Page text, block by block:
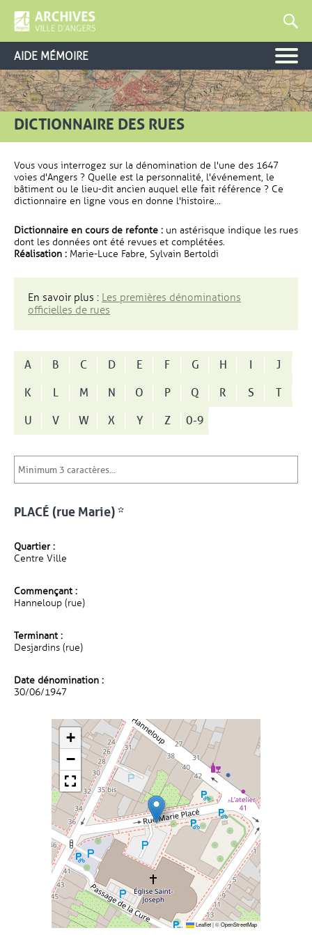
AIDE MÉMOIRE
DICTIONNAIRE DES RUES
Vous vous interrogez sur la dénomination de l'une des 1647
voies d'Angers ? Quelle est la personnalité, l'événement, le
bâtiment ou le lieu-dit ancien auquel elle fait référence ? Ce
dictionnaire en ligne vous en donne l'histoire...
Dictionnaire en cours de refonte : un astérisque indique les rues
dont les données ont été revues et complétées.
Réalisation : Marie-Luce Fabre, Sylvain Bertoldi
En savoir plus : Les premières dénominations
officielles de rues
A B C D E F G H I
J
K
L M N O P Q R S
T
U
V W X Y Z 0-9
PLACÉ (rue Marie) *
Quartier :
Centre Ville
Commençant :
Hanneloup (rue)
Terminant :
Desjardins (rue)
Date dénomination :
30/06/1947
+
−
Leaflet|©OpenStreetMap